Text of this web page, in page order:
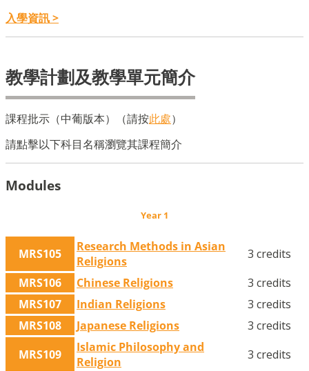
入學資訊 >
教學計劃及教學單元簡介
課程批示（中葡版本）（請按此處）
請點擊以下科目名稱瀏覽其課程簡介
Modules
Year 1
MRS105
Research Methods in Asian
Religions
3 credits
MRS106
Chinese Religions
3 credits
MRS107
Indian Religions
3 credits
MRS108
Japanese Religions
3 credits
MRS109
Islamic Philosophy and
Religion
3 credits